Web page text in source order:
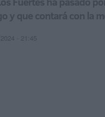
y que contará con la
2024 - 21:45